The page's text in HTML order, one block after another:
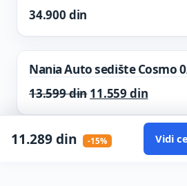
34.900 din
Nania Auto sedište Cosmo
13.599din Original price
11.559 din
11.289din -15% Vidi